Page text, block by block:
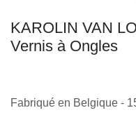
KAROLIN VAN
Vernis à Ongles
Fabriqué en Belgique -